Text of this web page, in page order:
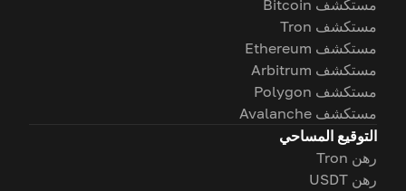
مستكشف Bitcoin
مستكشف Tron
مستكشف Ethereum
مستكشف Arbitrum
مستكشف Polygon
مستكشف Avalanche
التوقيع المساحي
رهن Tron
رهن USDT